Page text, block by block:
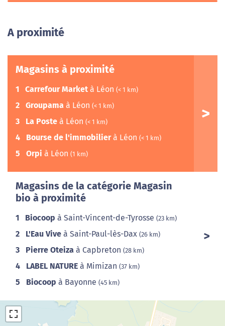
A proximité
Magasins à proximité
1 Carrefour Market à Léon (< 1 km)
2 Groupama à Léon (< 1 km)
3 La Poste à Léon (< 1 km)
4 Bourse de l'immobilierà Léon (< 1 km)
5 Orpi à Léon (1 km)
Magasins de la catégorie Magasin
bio à proximité
1 Biocoop à Saint-Vincent-de-Tyrosse (23 km)
2 L'Eau Vive à Saint-Paul-lès-Dax (26 km)
3 Pierre Oteiza à Capbreton (28 km)
4 LABEL NATURE à Mimizan (37 km)
5 Biocoop à Bayonne (45 km)